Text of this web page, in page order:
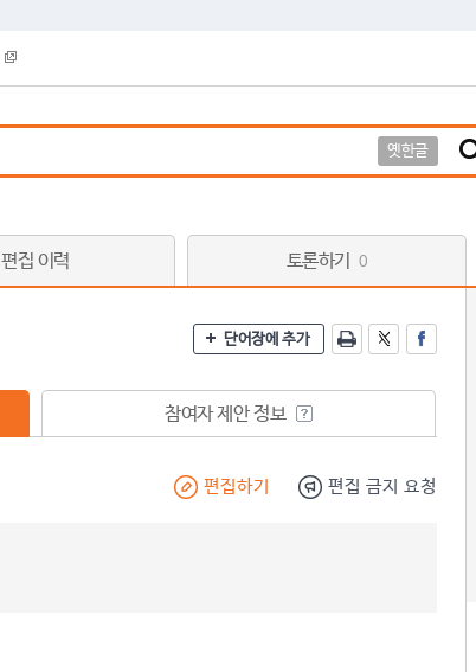
옛한글
편집 이력 토론하기 0
단어장에 추가
참여자 제안 정보
편집하기 편집 금지 요청